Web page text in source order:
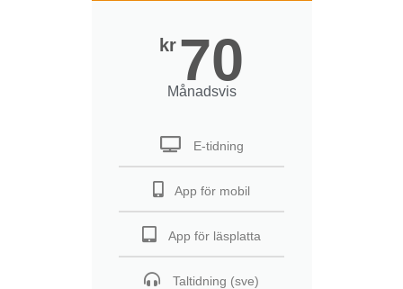
kr 70
Månadsvis
E-tidning
App för mobil
App för läsplatta
Taltidning (sve)